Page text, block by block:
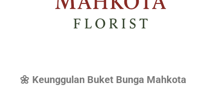
🌼 Keunggulan Buket Bunga Mahkota